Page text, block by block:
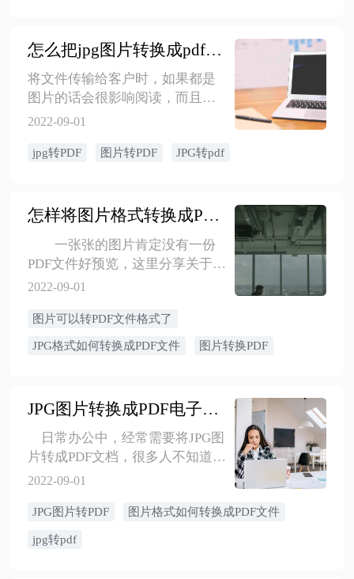
度相对较低，有时候需要将OFD
比如图片格式（如PNG、JPEG
等），以便于在不同设备和平台
怎么把jpg图片转换成pdf格式
将文件传输给客户时，如果都是
图片的话会很影响阅读，而且顺
序还很容易出现错误。最好的方
就是最佳的方式，一起来学习下
2022-09-01
jpg转PDF 图片转PDF JPG转pdf
怎样将图片格式转换成PDF文件格式
一张张的图片肯定没有一份
PDF文件好预览，这里分享关于图
片合并转成PDF格式的方法，
2022-09-01
图片可以转PDF文件格式了
JPG格式如何转换成PDF文件 图片转换PDF
JPG图片转换成PDF电子文档格式
日常办公中，经常需要将JPG图
片转成PDF文档，很多人不知道如
何转换，这里将方法分享如下，
2022-09-01
JPG图片转PDF 图片格式如何转换成PDF文件
jpg转pdf